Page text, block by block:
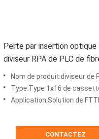
Perte par insertion optique
diviseur RPA de PLC de
diviseur 1x16 de cassette
Nom de produit:diviseur de
Type:Type 1x16 de
Application:Solution de
CONTACTEZ